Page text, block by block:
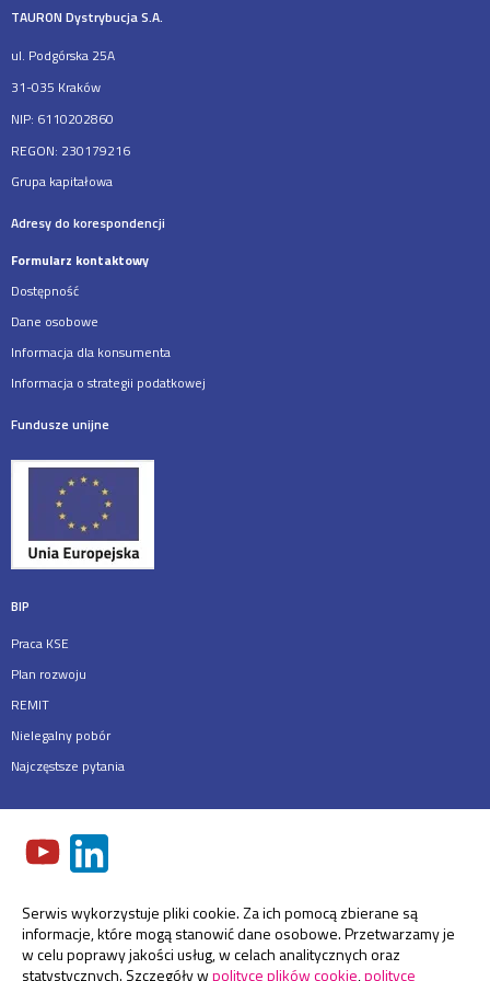
TAURON Dystrybucja S.A.
ul. Podgórska 25A
31-035 Kraków
NIP: 6110202860
REGON: 230179216
Grupa kapitałowa
Adresy do korespondencji
Formularz kontaktowy
Dostępność
Dane osobowe
Informacja dla konsumenta
Informacja o strategii podatkowej
Fundusze unijne
BIP
Praca KSE
Plan rozwoju
REMIT
Nielegalny pobór
Najczęstsze pytania
Serwis wykorzystuje pliki cookie. Za ich pomocą zbierane są
informacje, które mogą stanowić dane osobowe. Przetwarzamy je
w celu poprawy jakości usług, w celach analitycznych oraz
statystycznych. Szczegóły wpolityce plików cookie,polityce